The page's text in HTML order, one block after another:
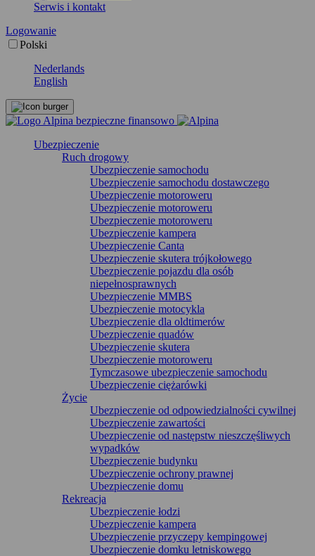
Serwis i kontakt
Logowanie
Polski
Nederlands
English
Ubezpieczenie
Ruch drogowy
Ubezpieczenie samochodu
Ubezpieczenie samochodu dostawczego
Ubezpieczenie motoroweru
Ubezpieczenie motoroweru
Ubezpieczenie motoroweru
Ubezpieczenie kampera
Ubezpieczenie Canta
Ubezpieczenie skutera trójkołowego
Ubezpieczenie pojazdu dla osób
niepełnosprawnych
Ubezpieczenie MMBS
Ubezpieczenie motocykla
Ubezpieczenie dla oldtimerów
Ubezpieczenie quadów
Ubezpieczenie skutera
Ubezpieczenie motoroweru
Tymczasowe ubezpieczenie samochodu
Ubezpieczenie ciężarówki
Życie
Ubezpieczenie od odpowiedzialności cywilnej
Ubezpieczenie zawartości
Ubezpieczenie od następstw nieszczęśliwych
wypadków
Ubezpieczenie budynku
Ubezpieczenie ochrony prawnej
Ubezpieczenie domu
Rekreacja
Ubezpieczenie łodzi
Ubezpieczenie kampera
Ubezpieczenie przyczepy kempingowej
Ubezpieczenie domku letniskowego